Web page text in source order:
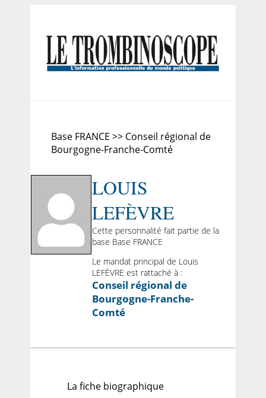
Base FRANCE >> Conseil régional de
Bourgogne-Franche-Comté
LOUIS
LEFÈVRE
Cette personnalité fait partie de la
base Base FRANCE
Le mandat principal de Louis
LEFÈVRE est rattaché à :
Conseil régional de
Bourgogne-Franche-
Comté
La fiche biographique